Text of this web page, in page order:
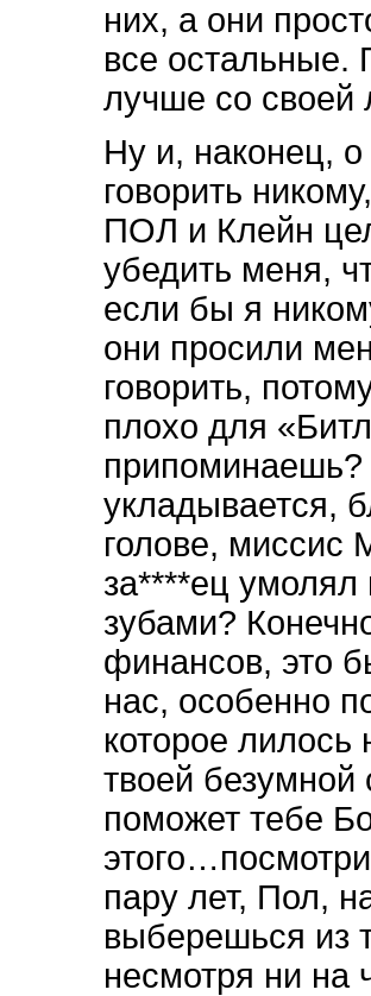
них, а они
все остальные.
лучше со своей
Ну и, наконец,
говорить
ПОЛ и Клейн
убедить меня,
если бы я
они просили
говорить,
плохо для
укладывается,
голове, миссис
за****ец умолял
зубами?
финансов, это
нас, особенно
которое лилось
твоей
поможет тебе
пару лет, Пол,
выберешься из
несмотря ни на